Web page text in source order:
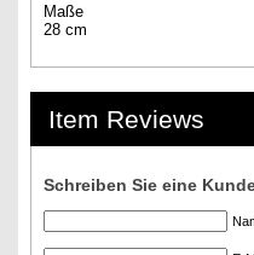
Maße
28 cm
Item Reviews
Schreiben Sie eine